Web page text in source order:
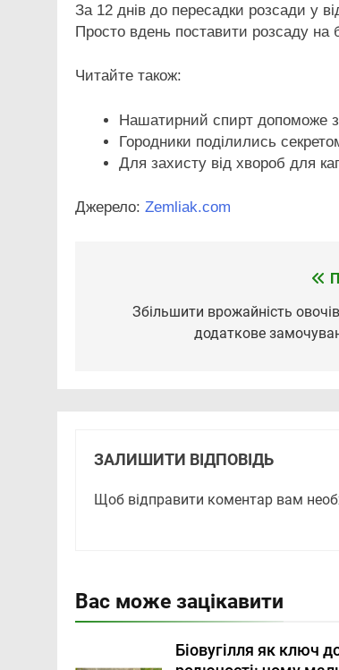
За 12 днів до пересадки розсади у
Просто вдень поставити розсаду на
Читайте також:
Нашатирний спирт допоможе
Городники поділились
Для захисту від хвороб для
Джерело: Zemliak.com
записів
Збільшити врожайність
додаткове
ЗАЛИШИТИ ВІДПОВІДЬ
Щоб відправити коментар вам
Вас може зацікавити
Біовугілля як ключ